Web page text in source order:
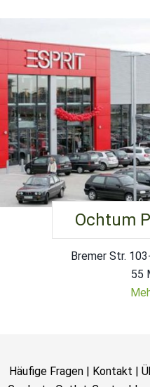
Ochtum
Bremer Str.
55
Häufige Fragen | Kontakt |